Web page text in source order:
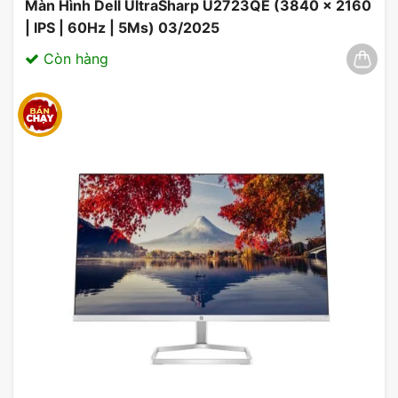
Đánh Giá Màn hình ViewSonic
VA2215-H 22 Inch FHD
Màn Hình Dell UltraSharp U2723QE (3840 x 2160
| IPS | 60Hz | 5Ms) 03/2025
Còn hàng